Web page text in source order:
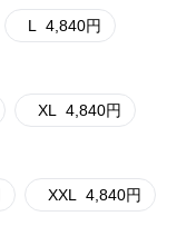
L 4,840円
XL 4,840円
XXL 4,840円